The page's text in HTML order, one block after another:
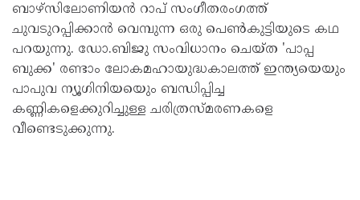
ബാഴ്‌സിലോണിയന്‍ റാപ് സംഗീതരംഗത്ത്
ചുവടുറപ്പിക്കാന്‍ വെമ്പുന്ന ഒരു പെണ്‍കുട്ടിയുടെ കഥ
പറയുന്നു. ഡോ.ബിജു സംവിധാനം ചെയ്ത 'പാപ്പ
ബുക്ക' രണ്ടാം ലോകമഹായുദ്ധകാലത്ത് ഇന്ത്യയെയും
പാപുവ ന്യൂഗിനിയയെും ബന്ധിപ്പിച്ച
കണ്ണികളെക്കുറിച്ചുള്ള ചരിത്രസ്മരണകളെ
വീണ്ടെടുക്കുന്നു.